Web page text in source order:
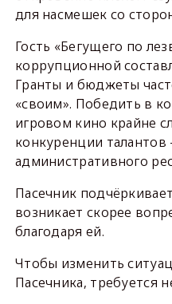
для насмешек со
Гость «Бегущего по
коррупционной
Гранты и бюджеты
«своим». Победить в
игровом кино крайне
конкуренции
административного
Пасечник
возникает скорее
благодаря ей.
Чтобы изменить
Пасечника, требуется